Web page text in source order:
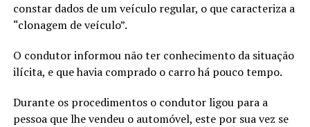
constar dados de um veículo regular, o que caracteriza a
“clonagem de veículo”.
O condutor informou não ter conhecimento da situação
ilícita, e que havia comprado o carro há pouco tempo.
Durante os procedimentos o condutor ligou para a
pessoa que lhe vendeu o automóvel, este por sua vez se